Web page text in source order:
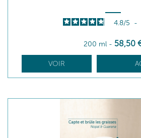
4.8/5 -
200 ml - 58,50
VOIR